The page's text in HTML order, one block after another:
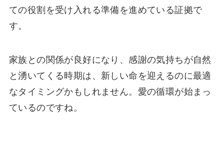
ての役割を受け入れる準備を進めている証拠で
す。
家族との関係が良好になり、感謝の気持ちが自然
と湧いてくる時期は、新しい命を迎えるのに最適
なタイミングかもしれません。愛の循環が始まっ
ているのですね。